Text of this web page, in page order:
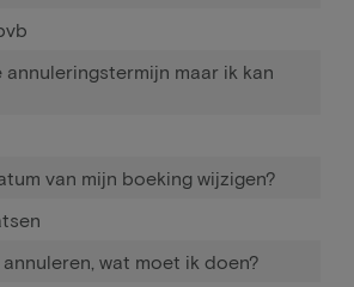
maar ik kan
van mijn boeking wijzigen?
wat moet ik doen?